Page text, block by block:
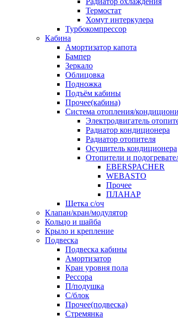
Термостат
Хомут интеркулера
Турбокомпрессор
Кабина
Амортизатор капота
Бампер
Зеркало
Облицовка
Подножка
Подъём кабины
Прочее(кабина)
Система отопления/
Электродвигатель
Радиатор кондиционера
Радиатор отопителя
Осушитель кондиционера
Отопители и
EBERSPACHER
WEBASTO
Прочее
ПЛАНАР
Щетка с/оч
Клапан/кран/модулятор
Кольцо и шайба
Крыло и крепление
Подвеска
Подвеска кабины
Амортизатор
Кран уровня пола
Рессора
П/подушка
С/блок
Прочее(подвеска)
Стремянка